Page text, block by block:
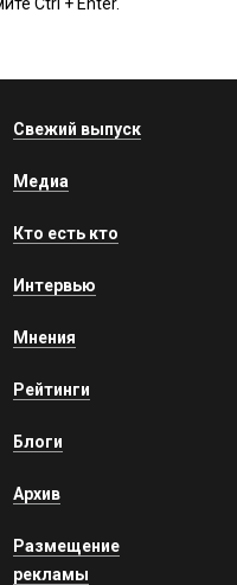
Свежий выпуск
Медиа
Кто есть кто
Интервью
Мнения
Рейтинги
Блоги
Архив
Размещение
рекламы